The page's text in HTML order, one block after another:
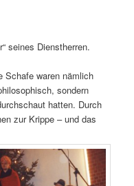
seines Dienstherren.
Schafe waren nämlich
sondern
hatten. Durch
zur Krippe – und das